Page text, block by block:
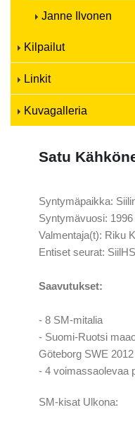
Janne Ilvonen
Kilpailut
Linkit
Kuvagalleria
Satu
Syntymäpaikka:
Syntymävuosi: 1996
Valmentaja(t): Riku
Entiset seurat:
Saavutukset:
- 8 SM-mitalia
- Suomi-Ruotsi
Göteborg SWE
- 4 voimassaolevaa
SM-kisat Ulkona: